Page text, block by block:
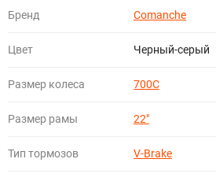
Бренд Comanche
Цвет Черный-серый
Размер колеса 700C
Размер рамы 22"
Тип тормозов V-Brake